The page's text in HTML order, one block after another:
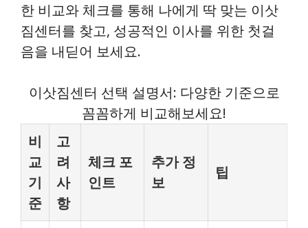
한 비교와 체크를 통해 나에게 딱 맞는 이삿
짐센터를 찾고, 성공적인 이사를 위한 첫걸
음을 내딛어 보세요.
이삿짐센터 선택 설명서: 다양한 기준으로
꼼꼼하게 비교해보세요!
비
교
기
준
고
려
사
항
체크 포
인트
추가 정
보
팁